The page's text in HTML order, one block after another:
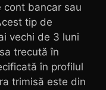
cont bancar sau
tip de
vechi de 3 luni
trecută în
în profilul
trimisă este din